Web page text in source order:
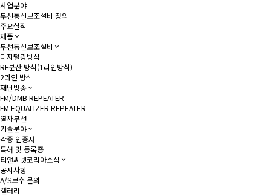
사업분야
무선통신보조설비 정의
주요실적
제품
무선통신보조설비
디지털광방식
RF분산 방식(1라인방식)
2라인 방식
재난방송
FM/DMB REPEATER
FM EQUALIZER REPEATER
열차무선
기술분야
각종 인증서
특허 및 등록증
티앤씨넷코리아소식
공지사항
A/S보수 문의
갤러리